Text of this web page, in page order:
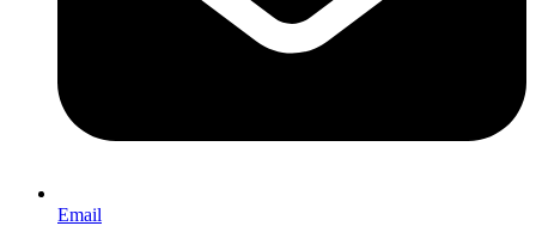
Email